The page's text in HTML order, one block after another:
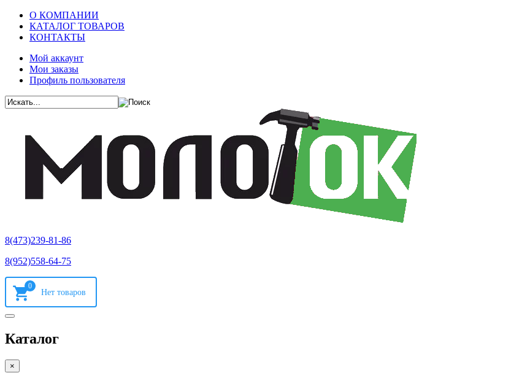
О КОМПАНИИ
КАТАЛОГ ТОВАРОВ
КОНТАКТЫ
Мой аккаунт
Мои заказы
Профиль пользователя
8(473)239-81-86
8(952)558-64-75
0
Каталог
×